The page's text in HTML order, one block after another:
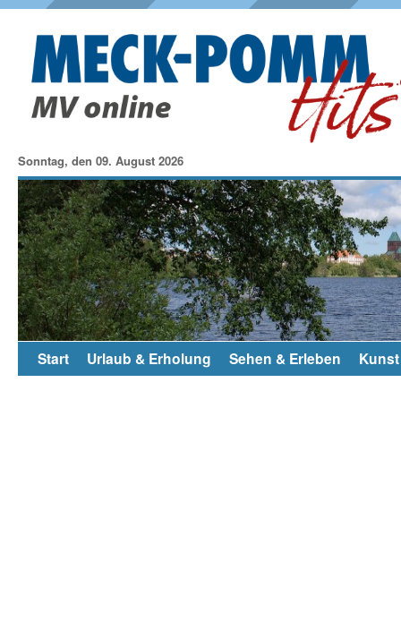
Sonntag, den 09. August 2026
Start Urlaub & Erholung Sehen & Erleben